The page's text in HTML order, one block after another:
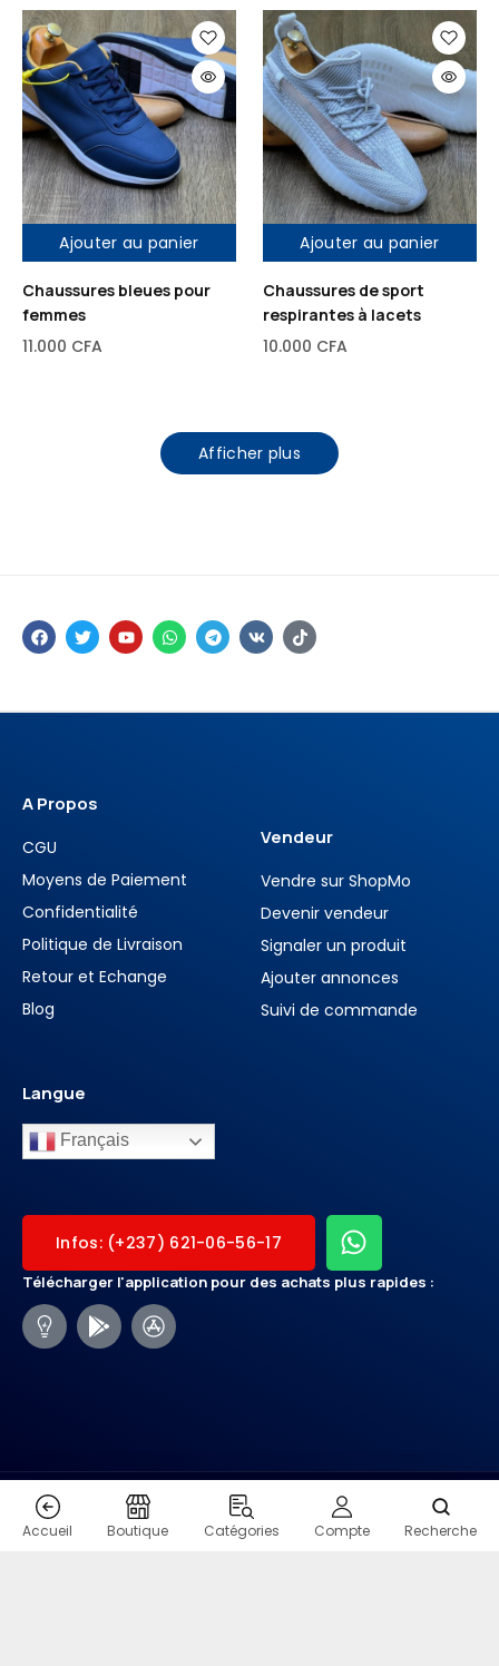
Ajouter au panier
Chaussures bleues pour
femmes
11.000 CFA
Ajouter au panier
Chaussures de sport
respirantes à lacets
10.000 CFA
Afficher plus
A Propos
CGU
Moyens de Paiement
Confidentialité
Politique de Livraison
Retour et Echange
Blog
Vendeur
Vendre sur ShopMo
Devenir vendeur
Signaler un produit
Ajouter annonces
Suivi de commande
Langue
Français
Infos: (+237) 621-06-56-17
Télécharger l'application pour des achats plus rapides :
CONTACT
Accueil Boutique Catégories Compte Recherche